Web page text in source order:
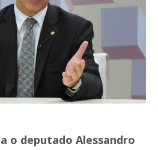
o deputado Alessandro